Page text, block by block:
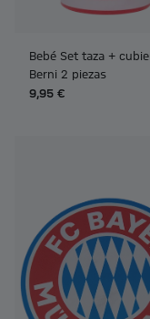
Bebé Set taza +
Berni 2 piezas
9,95 €